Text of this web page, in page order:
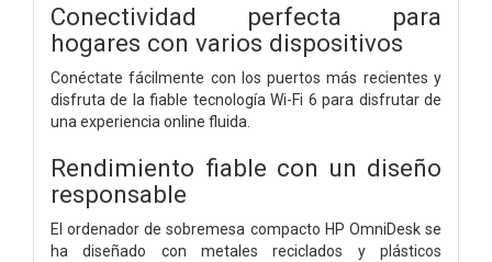
Conectividad perfecta para
hogares con varios dispositivos
Conéctate fácilmente con los puertos más recientes y
disfruta de la fiable tecnología Wi-Fi 6 para disfrutar de
una experiencia online fluida.
Rendimiento fiable con un diseño
responsable
El ordenador de sobremesa compacto HP OmniDesk se
ha diseñado con metales reciclados y plásticos